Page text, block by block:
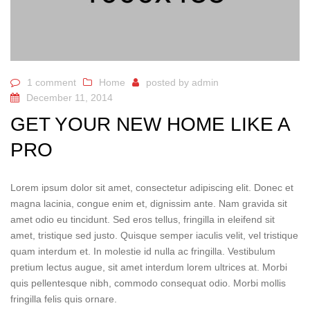
1 comment Home posted by admin
December 11, 2014
GET YOUR NEW HOME LIKE A
PRO
Lorem ipsum dolor sit amet, consectetur adipiscing elit. Donec et
magna lacinia, congue enim et, dignissim ante. Nam gravida sit
amet odio eu tincidunt. Sed eros tellus, fringilla in eleifend sit
amet, tristique sed justo. Quisque semper iaculis velit, vel tristique
quam interdum et. In molestie id nulla ac fringilla. Vestibulum
pretium lectus augue, sit amet interdum lorem ultrices at. Morbi
quis pellentesque nibh, commodo consequat odio. Morbi mollis
fringilla felis quis ornare.